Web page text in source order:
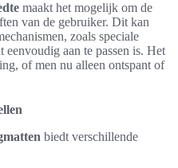
maakt het mogelijk om de
van de gebruiker. Dit kan
zoals speciale
aan te passen is. Het
of men nu alleen ontspant of
biedt verschillende